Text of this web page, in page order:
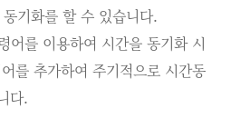
기화를 할 수 있습니다.
를 이용하여 시간을 동기화 시
를 추가하여 주기적으로 시간동
다.